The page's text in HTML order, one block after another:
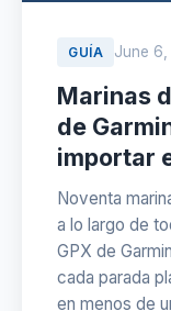
GUÍA June
Marinas
de
importar
Noventa
a lo largo de
GPX de
cada parada
en menos de